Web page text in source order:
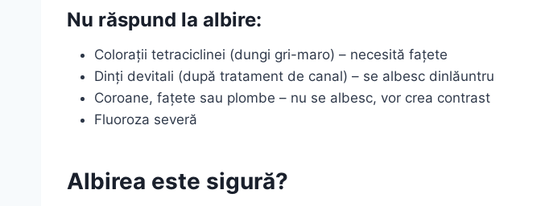
Nu răspund la albire:
Colorații tetraciclinei (dungi gri-maro) – necesită fațete
Dinți devitali (după tratament de canal) – se albesc dinlăuntru
Coroane, fațete sau plombe – nu se albesc, vor crea contrast
Fluoroza severă
Albirea este sigură?